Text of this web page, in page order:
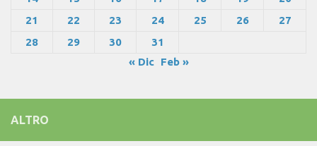
21
22 23 24 25 26
27
28
29 30
31
« Dic
Feb »
ALTRO